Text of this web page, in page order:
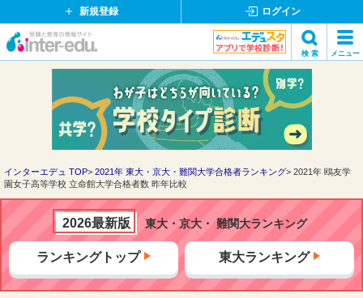
新規登録 ログイン
イ
ド
ッ
ト
検 索 メニュー
検索
インターエデュ TOP 2021年 東大・京大・難関大学合格者ランキング
2021年 鴎友学
園女子高等学校 立命館大学合格者数 昨年比較
2026最新版 東大・京大・ 難関大ランキング
ランキングトップ 東大ランキング